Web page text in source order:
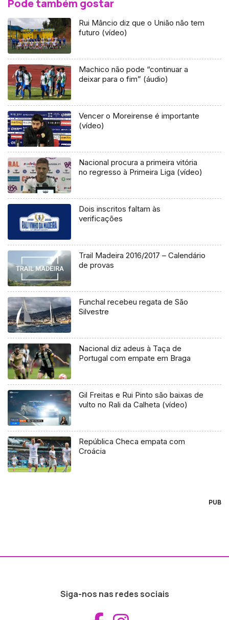
Pode também gostar
Rui Mâncio diz que o União não tem
futuro (vídeo)
Machico não pode “continuar a
deixar para o fim” (áudio)
Vencer o Moreirense é importante
(vídeo)
Nacional procura a primeira vitória
no regresso à Primeira Liga (vídeo)
Dois inscritos faltam às
verificações
Trail Madeira 2016/2017 – Calendário
de provas
Funchal recebeu regata de São
Silvestre
Nacional diz adeus à Taça de
Portugal com empate em Braga
Gil Freitas e Rui Pinto são baixas de
vulto no Rali da Calheta (vídeo)
República Checa empata com
Croácia
PUB
Siga-nos nas redes sociais